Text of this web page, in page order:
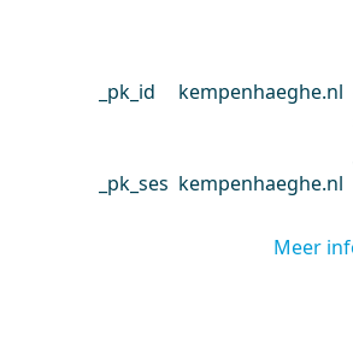
_pk_id kempenhaeghe.nl
_pk_ses kempenhaeghe.nl
Meer